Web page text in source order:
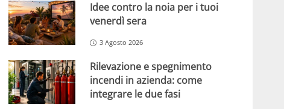
Idee contro la noia per i tuoi
venerdì sera
3 Agosto 2026
Rilevazione e spegnimento
incendi in azienda: come
integrare le due fasi